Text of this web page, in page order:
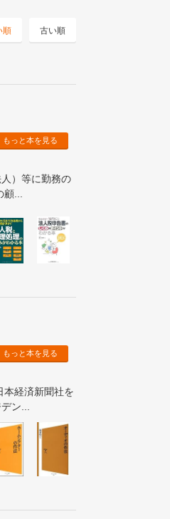
順 古い順
もっと本を見る
）等に勤務の
...
もっと本を見る
本経済新聞社を
ン...